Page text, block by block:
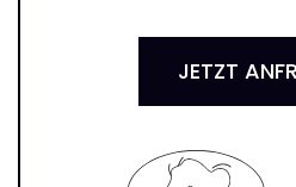
JETZT